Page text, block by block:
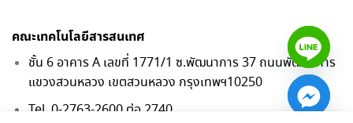
คณะเทคโนโลยีสารสนเทศ
ชั้น 6 อาคาร A เลขที่ 1771/1 ซ.พัฒนาการ 37 ถนนพัฒนาการ
แขวงสวนหลวง เขตสวนหลวง กรุงเทพฯ10250
Tel. 0-2763-2600 ต่อ 2740